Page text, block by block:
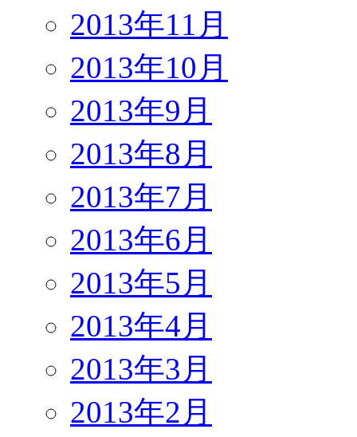
2013年11月
2013年10月
2013年9月
2013年8月
2013年7月
2013年6月
2013年5月
2013年4月
2013年3月
2013年2月